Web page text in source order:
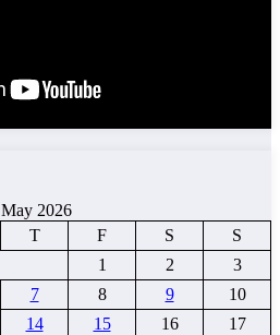
May 2026
T F S
S
1
2
3
7 8 9
10
14 15 16
17